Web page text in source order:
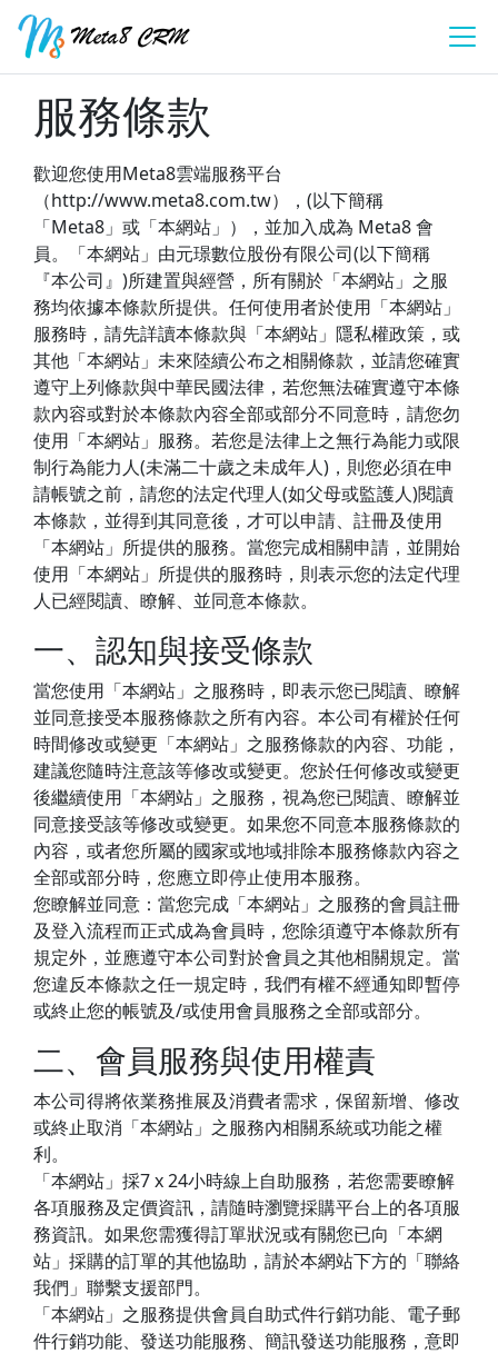
服務條款
歡迎您使用Meta8雲端服務平台
（http://www.meta8.com.tw），(以下簡稱
「Meta8」或「本網站」），並加入成為 Meta8 會
員。「本網站」由元璟數位股份有限公司(以下簡稱
『本公司』)所建置與經營，所有關於「本網站」之服
務均依據本條款所提供。任何使用者於使用「本網站」
服務時，請先詳讀本條款與「本網站」隱私權政策，或
其他「本網站」未來陸續公布之相關條款，並請您確實
遵守上列條款與中華民國法律，若您無法確實遵守本條
款內容或對於本條款內容全部或部分不同意時，請您勿
使用「本網站」服務。若您是法律上之無行為能力或限
制行為能力人(未滿二十歲之未成年人)，則您必須在申
請帳號之前，請您的法定代理人(如父母或監護人)閱讀
本條款，並得到其同意後，才可以申請、註冊及使用
「本網站」所提供的服務。當您完成相關申請，並開始
使用「本網站」所提供的服務時，則表示您的法定代理
人已經閱讀、瞭解、並同意本條款。
一、認知與接受條款
當您使用「本網站」之服務時，即表示您已閱讀、瞭解
並同意接受本服務條款之所有內容。本公司有權於任何
時間修改或變更「本網站」之服務條款的內容、功能，
建議您隨時注意該等修改或變更。您於任何修改或變更
後繼續使用「本網站」之服務，視為您已閱讀、瞭解並
同意接受該等修改或變更。如果您不同意本服務條款的
內容，或者您所屬的國家或地域排除本服務條款內容之
全部或部分時，您應立即停止使用本服務。
您瞭解並同意：當您完成「本網站」之服務的會員註冊
及登入流程而正式成為會員時，您除須遵守本條款所有
規定外，並應遵守本公司對於會員之其他相關規定。當
您違反本條款之任一規定時，我們有權不經通知即暫停
或終止您的帳號及/或使用會員服務之全部或部分。
二、會員服務與使用權責
本公司得將依業務推展及消費者需求，保留新增、修改
或終止取消「本網站」之服務內相關系統或功能之權
利。
「本網站」採7 x 24小時線上自助服務，若您需要瞭解
各項服務及定價資訊，請隨時瀏覽採購平台上的各項服
務資訊。如果您需獲得訂單狀況或有關您已向「本網
站」採購的訂單的其他協助，請於本網站下方的「聯絡
我們」聯繫支援部門。
「本網站」之服務提供會員自助式件行銷功能、電子郵
件行銷功能、發送功能服務、簡訊發送功能服務，意即